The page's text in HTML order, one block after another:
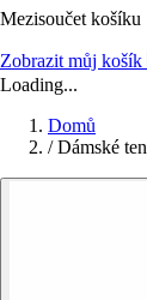
Mezisoučet košíku
Zobrazit můj košík
Loading...
Domů
/ Dámské